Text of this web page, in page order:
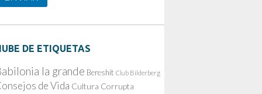
DE ETIQUETAS
la grande Bereshit Club Bilderberg
de Vida Cultura Corrupta